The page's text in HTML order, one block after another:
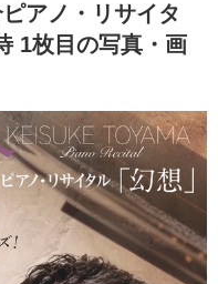
アノ・リサイタ
1枚目の写真・画